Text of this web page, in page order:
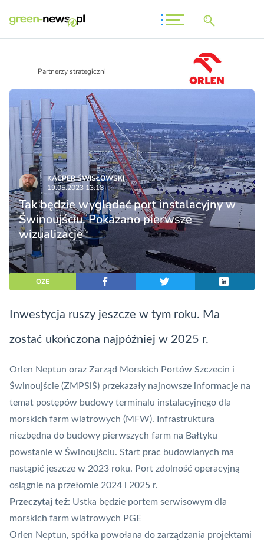
Partnerzy strategiczni
KACPER ŚWISŁO­WSKI
19.05.2023 13:18
Tak będzie wyglądać port instalacyjny w
Świnoujściu. Pokazano pierwsze
wizualizacje
OZE
Inwestycja ruszy jeszcze w tym roku. Ma
zostać ukończona najpóźniej w 2025 r.
Orlen Neptun oraz Zarząd Morskich Portów Szczecin i
Świnoujście (ZMPSiŚ) przekazały najnowsze informacje na
temat postępów budowy terminalu instalacyjnego dla
morskich farm wiatrowych (MFW). Infrastruktura
niezbędna do budowy pierwszych farm na Bałtyku
powstanie w Świnoujściu. Start prac budowlanych ma
nastąpić jeszcze w 2023 roku. Port zdolność operacyjną
osiągnie na przełomie 2024 i 2025 r.
Przeczytaj też: Ustka będzie portem serwisowym dla
morskich farm wiatrowych PGE
Orlen Neptun, spółka powołana do zarządzania projektami